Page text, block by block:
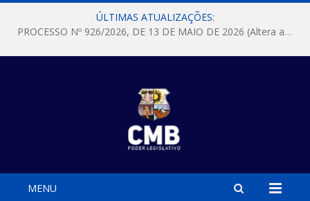
ÚLTIMAS ATUALIZAÇÕES:
PROCESSO Nº 926/2026, DE 13 DE MAIO DE 2026 (Altera a Lei nº 10.149, de 8 de maio de 2025 que “Institui o Programa Adote Uma Praça e estabelece regras especiais para a celebração de termos de cooperação com a iniciativa privada, pessoas físicas ou pessoas jurídicas de direito privado, e com pessoas jurídicas de direito público, no âmbito do referido Programa; revoga a Lei nº 7.553, de 18 de dezembro de 1991)
MENU